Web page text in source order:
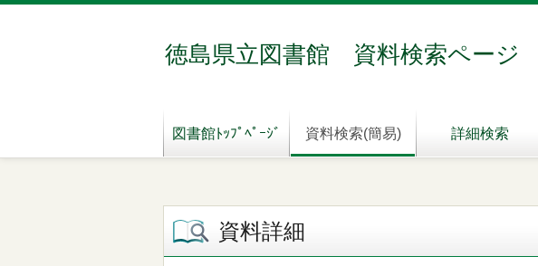
徳島県立図書館 資料検索ページ
図書館ﾄｯﾌﾟﾍﾟｰｼﾞ 資料検索(簡易) 詳細検索
資料詳細